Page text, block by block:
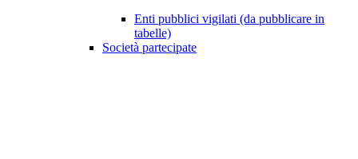
Enti pubblici vigilati (da pubblicare in
tabelle)
Società partecipate